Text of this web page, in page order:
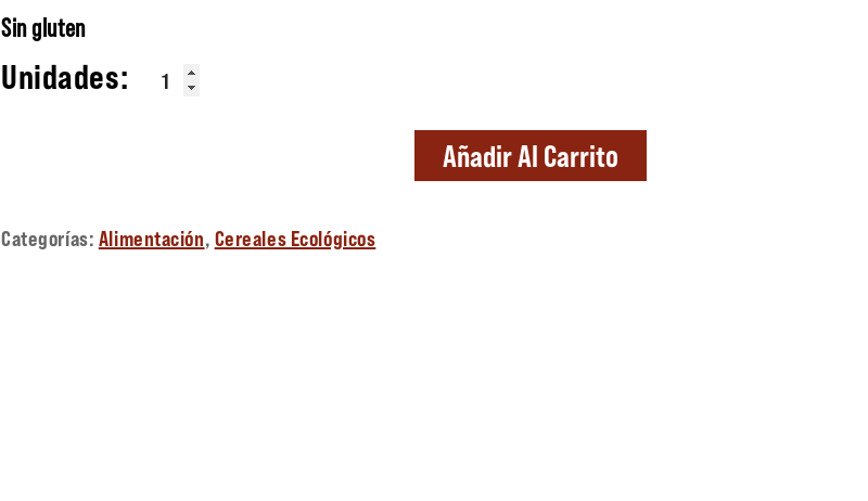
Sin gluten
Tostaditas sin gluten cantidad
Añadir Al Carrito
Categorías: Alimentación, Cereales Ecológicos